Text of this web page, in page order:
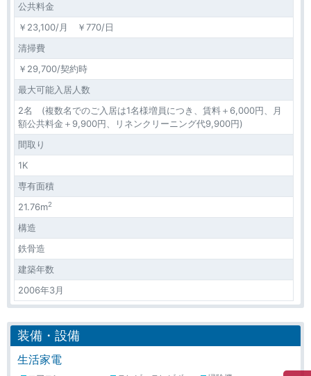
公共料金
￥23,100/月 ￥770/日
清掃費
￥29,700/契約時
最大可能入居人数
2名 (複数名でのご入居は1名様増員につき、賃料＋6,000円、月
額公共料金＋9,900円、リネンクリーニング代9,900円)
間取り
1K
専有面積
21.76m2
構造
鉄骨造
建築年数
2006年3月
装備・設備
生活家電